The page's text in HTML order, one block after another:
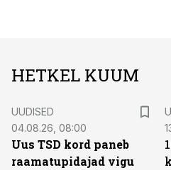
HETKEL KUUM
UUDISED
04.08.26, 08:00
Uus TSD kord paneb
raamatupidajad vigu